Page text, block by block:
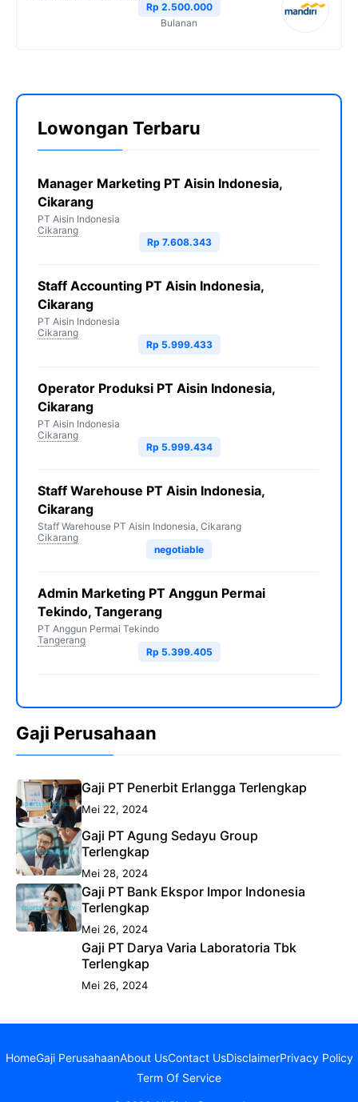
Rp 2.500.000
Bulanan
Lowongan Terbaru
Manager Marketing PT Aisin Indonesia,
Cikarang
PT Aisin Indonesia
Cikarang
Rp 7.608.343
Staff Accounting PT Aisin Indonesia,
Cikarang
PT Aisin Indonesia
Cikarang
Rp 5.999.433
Operator Produksi PT Aisin Indonesia,
Cikarang
PT Aisin Indonesia
Cikarang
Rp 5.999.434
Staff Warehouse PT Aisin Indonesia,
Cikarang
Staff Warehouse PT Aisin Indonesia, Cikarang
Cikarang
negotiable
Admin Marketing PT Anggun Permai
Tekindo, Tangerang
PT Anggun Permai Tekindo
Tangerang
Rp 5.399.405
Gaji Perusahaan
Gaji PT Penerbit Erlangga Terlengkap
Mei 22, 2024
Gaji PT Agung Sedayu Group
Terlengkap
Mei 28, 2024
Gaji PT Bank Ekspor Impor Indonesia
Terlengkap
Mei 26, 2024
Gaji PT Darya Varia Laboratoria Tbk
Terlengkap
Mei 26, 2024
HomeGaji PerusahaanAbout UsContact UsDisclaimerPrivacy Policy
Term Of Service